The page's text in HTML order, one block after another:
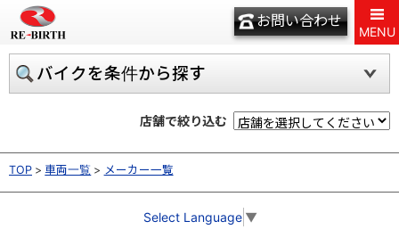
お問い合わせ
MENU
バイクを条件から探す
店舗で絞り込む
TOP 車両一覧 メーカー一覧
Select Language ▼